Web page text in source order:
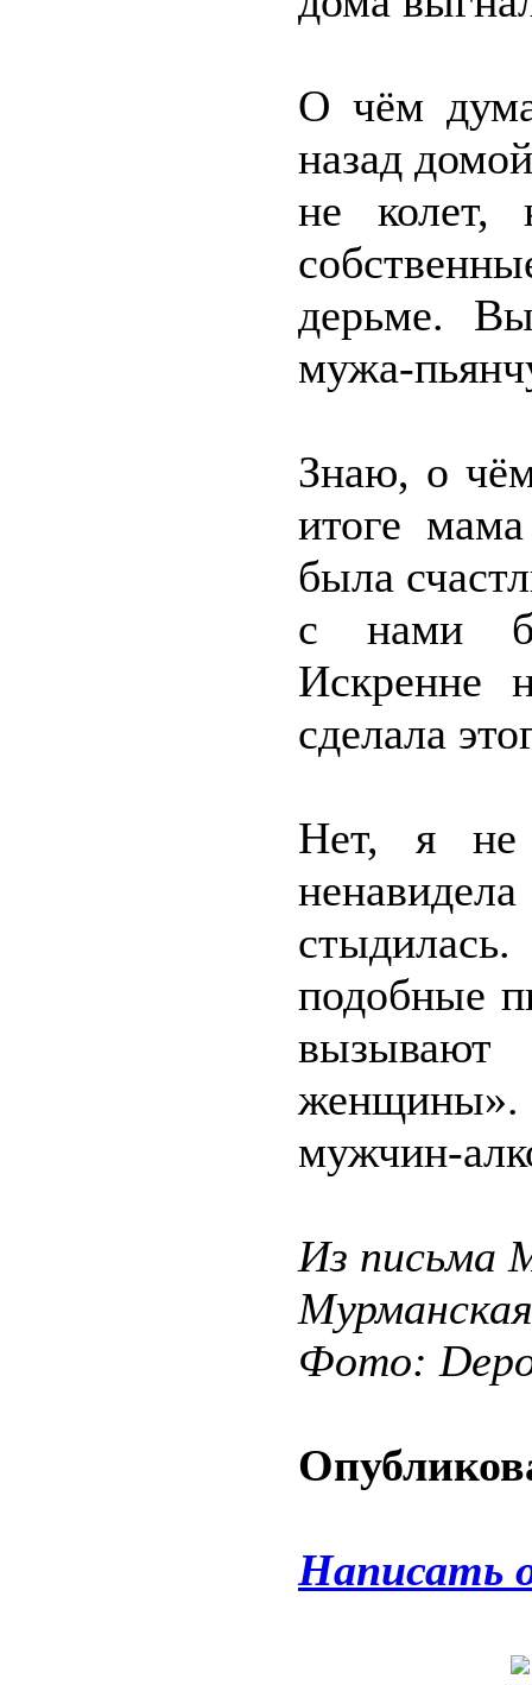
О чём
назад
не колет,
дерьме.
мужа-
Знаю, о
итоге
была
с нами
Искренне
сделала
Нет, я не
подобные
женщины».
мужчин-
Из письма
Фото:
Написать